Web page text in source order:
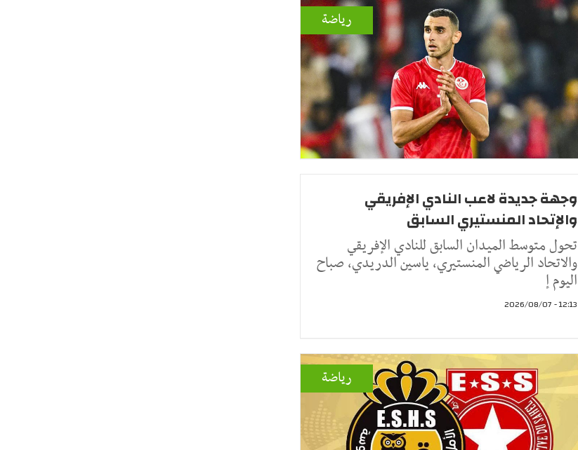
رياضة
وجهة جديدة لاعب النادي الإفريقي
والإتحاد المنستيري السابق
تحول متوسط الميدان السابق للنادي الإفريقي
والاتحاد الرياضي المنستيري، ياسين الدريدي، صباح
اليوم إ
12:13 - 2026/08/07
رياضة